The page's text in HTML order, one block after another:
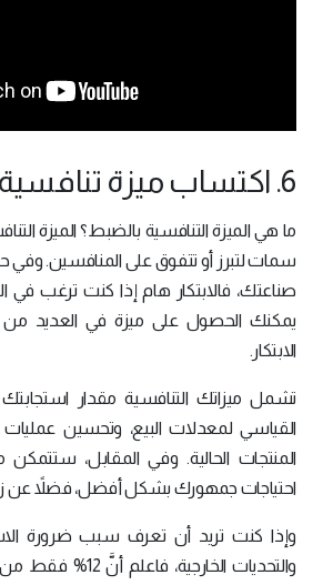
6. اكتساب ميزة تنافسية:
ما هي الميزة التنافسية بالضبط؟ الميزة
سمات لتبرز أو تتفوق على المنافسين. وفي
صناعتك، فالابتكار هام إذا كنت ترغب في
يمكنك الحصول على ميزة في العديد من
الابتكار.
تشمل ميزاتك التنافسية مقدار استجابتك
القياسي لمعدلات البيع، وتحسين
المنتجات الحالية. وفي المقابل،
احتياجات جمهورك بشكل أفضل، فضلاً عن
وإذا كنت تريد أن تعرف سبب ضرورة